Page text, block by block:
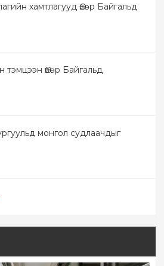
хамтлагууд Өвөр Байгальд
тэмцээн Өвөр Байгальд
монгол судлаачдыг